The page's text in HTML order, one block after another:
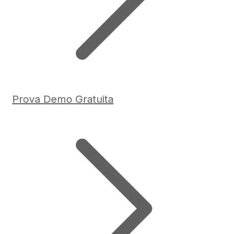
Prova Demo Gratuita